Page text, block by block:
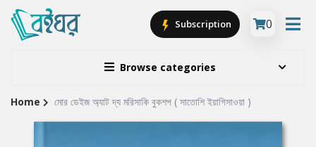
Browse categories
Subscription 0
Site
Home মোর ডেইজ অ্যাট দ্য মরিসাকি বুকশপ ( সাতোশি ইয়াগিসাওয়া )